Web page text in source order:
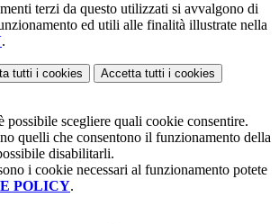
terzi da questo utilizzati si avvalgono di
ed utili alle finalità illustrate nella
.
tutti i cookies Accetta tutti i cookies
possibile scegliere quali cookie consentire.
quelli che consentono il funzionamento della
disabilitarli.
i cookie necessari al funzionamento potete
POLICY.